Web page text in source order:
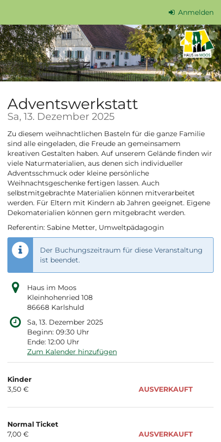
Inhalt
springen
Anmelden
Adventswerkstatt
Sa, 13. Dezember 2025
Zu diesem weihnachtlichen Basteln für die ganze Familie
sind alle eingeladen, die Freude an gemeinsamem
kreativen Gestalten haben. Auf unserem Gelände finden wir
viele Naturmaterialien, aus denen sich individueller
Adventsschmuck oder kleine persönliche
Weihnachtsgeschenke fertigen lassen. Auch
selbstmitgebrachte Materialien können mitverarbeitet
werden. Für Eltern mit Kindern ab Jahren geeignet. Eigene
Dekomaterialien können gern mitgebracht werden.
Referentin: Sabine Metter, Umweltpädagogin
Der Buchungszeitraum für diese Veranstaltung
ist beendet.
Haus im Moos
Kleinhohenried 108
86668 Karlshuld
Sa, 13. Dezember 2025
Beginn: 09:30 Uhr
Ende: 12:00 Uhr
Zum Kalender hinzufügen
Unkategorisierte
Kinder
3,50 €
AUSVERKAUFT
Normal Ticket
7,00 €
AUSVERKAUFT